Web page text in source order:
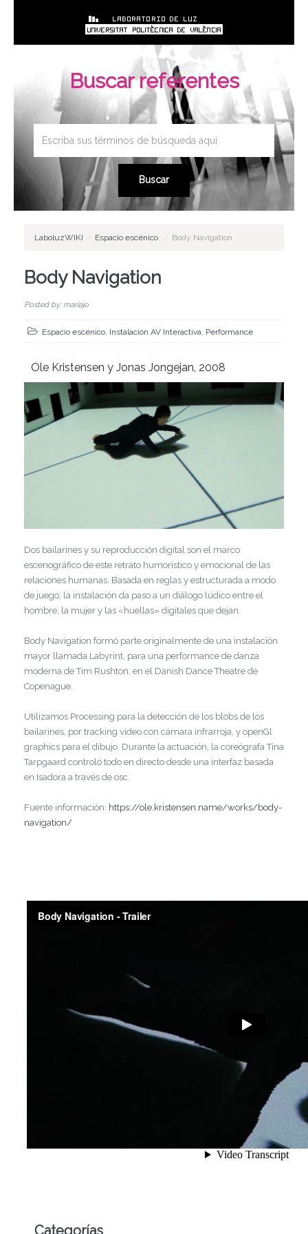
Buscar referentes
LaboluzWIKI / Espacio escénico / Body Navigation
Body Navigation
Posted by: mariajo
Espacio escénico, Instalación AV Interactiva, Performance
Ole Kristensen y Jonas Jongejan, 2008
Dos bailarines y su reproducción digital son el marco
escenográfico de este retrato humorístico y emocional de las
relaciones humanas. Basada en reglas y estructurada a modo
de juego, la instalación da paso a un diálogo lúdico entre el
hombre, la mujer y las «huellas» digitales que dejan.
Body Navigation formó parte originalmente de una instalación
mayor llamada Labyrint, para una performance de danza
moderna de Tim Rushton, en el Danish Dance Theatre de
Copenague.
Utilizamos Processing para la detección de los blobs de los
bailarines, por tracking video con cámara infrarroja, y openGl
graphics para el dibujo. Durante la actuación, la coreógrafa Tina
Tarpgaard controló todo en directo desde una interfaz basada
en Isadora a través de osc.
Fuente información: https://ole.kristensen.name/works/body-
navigation/
Categorías